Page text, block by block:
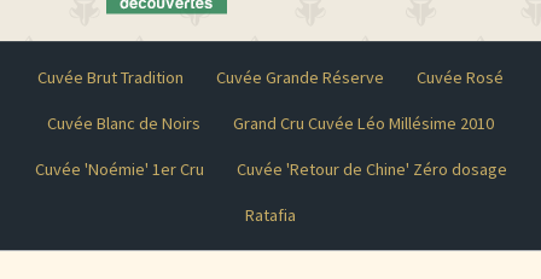
Cuvée Brut Tradition Cuvée Grande Réserve Cuvée Rosé
Cuvée Blanc de Noirs Grand Cru Cuvée Léo Millésime 2010
Cuvée 'Noémie' 1er Cru Cuvée 'Retour de Chine' Zéro dosage
Ratafia